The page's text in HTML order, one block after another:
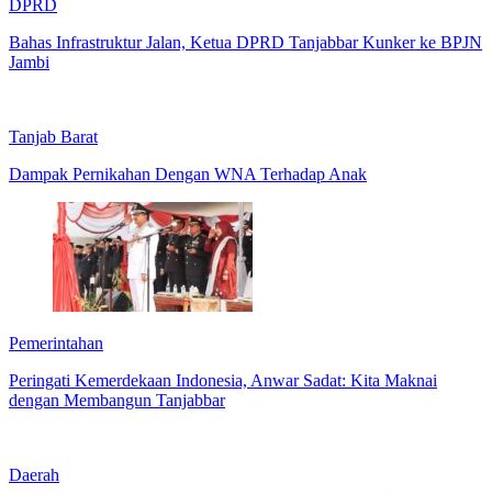
DPRD
Bahas Infrastruktur Jalan, Ketua DPRD Tanjabbar Kunker ke BPJN
Jambi
Tanjab Barat
Dampak Pernikahan Dengan WNA Terhadap Anak
Pemerintahan
Peringati Kemerdekaan Indonesia, Anwar Sadat: Kita Maknai
dengan Membangun Tanjabbar
Daerah